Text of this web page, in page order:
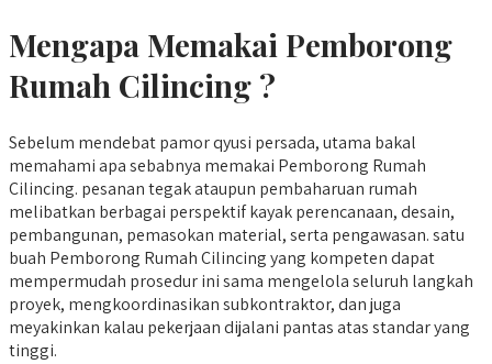
Mengapa Memakai Pemborong
Rumah Cilincing ?
Sebelum mendebat pamor qyusi persada, utama bakal
memahami apa sebabnya memakai Pemborong Rumah
Cilincing. pesanan tegak ataupun pembaharuan rumah
melibatkan berbagai perspektif kayak perencanaan, desain,
pembangunan, pemasokan material, serta pengawasan. satu
buah Pemborong Rumah Cilincing yang kompeten dapat
mempermudah prosedur ini sama mengelola seluruh langkah
proyek, mengkoordinasikan subkontraktor, dan juga
meyakinkan kalau pekerjaan dijalani pantas atas standar yang
tinggi.